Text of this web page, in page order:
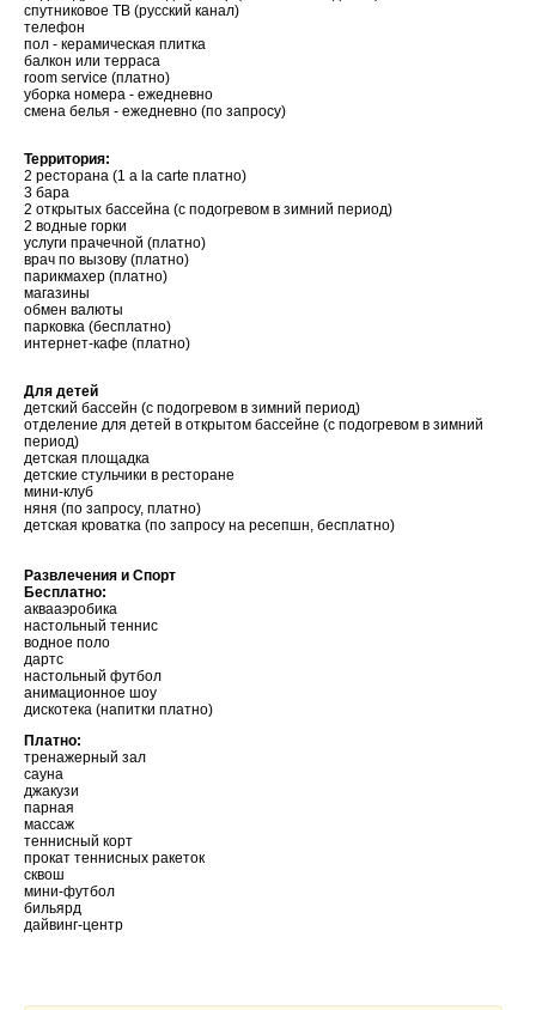
спутниковое TВ (русский канал)
телефон
пол - керамическая плитка
балкон или терраса
room service (платно)
уборка номера - ежедневно
смена белья - ежедневно (по запросу)
Территория:
2 ресторана (1 a la carte платно)
3 бара
2 открытых бассейна (с подогревом в зимний период)
2 водные горки
услуги прачечной (платно)
врач по вызову (платно)
парикмахер (платно)
магазины
обмен валюты
парковка (бесплатно)
интернет-кафе (платно)
Для детей
детский бассейн (с подогревом в зимний период)
отделение для детей в открытом бассейне (с подогревом в зимний
период)
детская площадка
детские стульчики в ресторане
мини-клуб
няня (по запросу, платно)
детская кроватка (по запросу на ресепшн, бесплатно)
Развлечения и Спорт
Бесплатно:
аквааэробика
настольный теннис
водное поло
дартс
настольный футбол
анимационное шоу
дискотека (напитки платно)
Платно:
тренажерный зал
сауна
джакузи
парная
массаж
теннисный корт
прокат теннисных ракеток
сквош
мини-футбол
бильярд
дайвинг-центр